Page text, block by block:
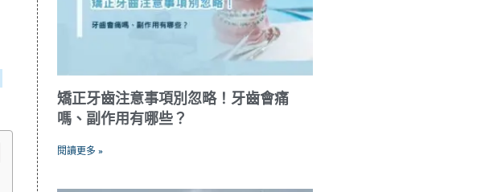
矯正牙齒注意事項別忽略！牙齒會痛
嗎、副作用有哪些？
閱讀更多 »